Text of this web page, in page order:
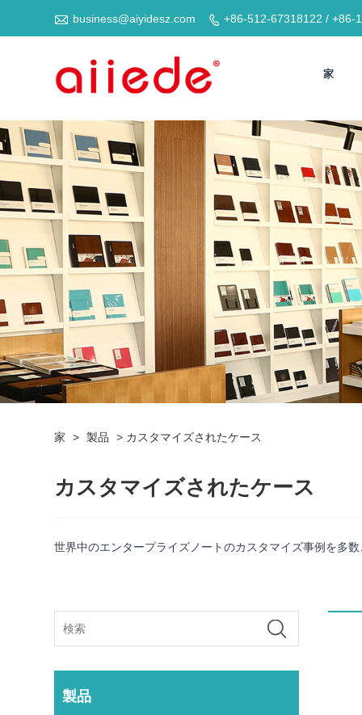
 business@aiyidesz.com  +86-512-67318122 / +86-
家
家 > 製品 > カスタマイズされたケース
カスタマイズされたケース
世界中のエンタープライズノートのカスタマイズ事例を多
製品